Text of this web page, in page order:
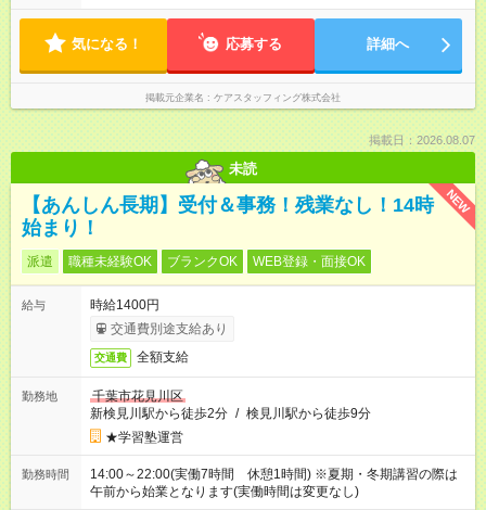
気になる！ 応募する 詳細へ
掲載元企業名 ケアスタッフィング株式会社
掲載日：2026.08.07
未読
NEW
【あんしん長期】受付＆事務！残業なし！14時
始まり！
派遣 職種未経験OK ブランクOK WEB登録・面接OK
給与
時給1400円
交通費別途支給あり
交通費 全額支給
勤務地
千葉市花見川区
新検見川駅から徒歩2分 / 検見川駅から徒歩9分
★学習塾運営
勤務時間
14:00～22:00(実働7時間 休憩1時間) ※夏期・冬期講習の際は
午前から始業となります(実働時間は変更なし)